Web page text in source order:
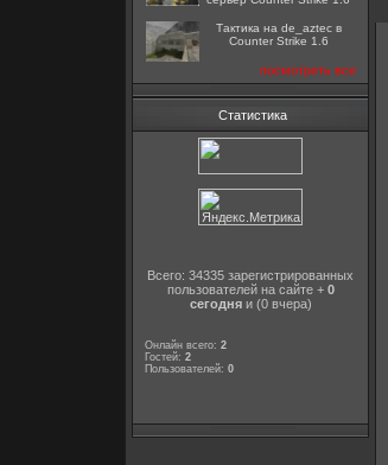
Тактика на de_aztec в
Counter Strike 1.6
посмотреть все
Статистика
Всего: 34335 зарегистрированных
пользователей на сайте + 0
сегодняи (0 вчера)
Онлайн всего: 2
Гостей: 2
Пользователей: 0